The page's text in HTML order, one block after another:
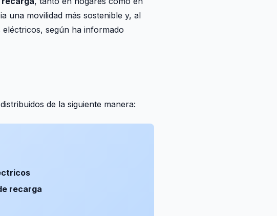
una movilidad más sostenible y, al
eléctricos, según ha informado
de la siguiente manera:
recarga